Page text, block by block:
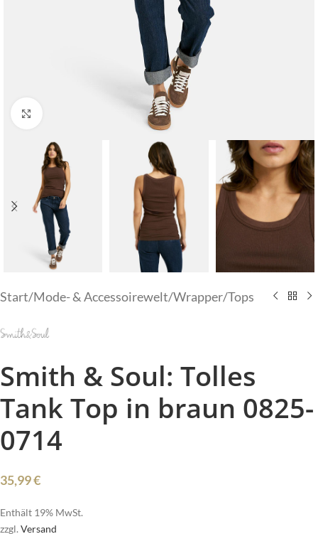
Klick zum Vergrößern
Start/Mode- & Accessoirewelt/Wrapper/Tops
Smith & Soul: Tolles
Tank Top in braun 0825-
0714
35,99€
Enthält 19% MwSt.
zzgl. Versand